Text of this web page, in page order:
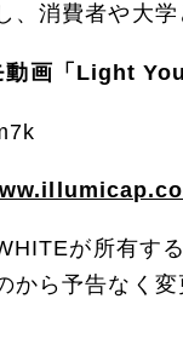
消費者や大学
動画 「 Light
が所有する
ら予告なく変